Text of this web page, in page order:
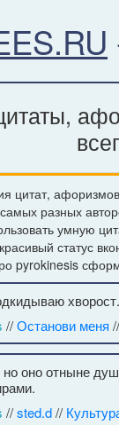
цитат,
разных
умную
статус
pyrokinesis
хворост.
//Останови меня //
но оно отныне
//sted.d//